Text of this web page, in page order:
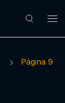
Página 9